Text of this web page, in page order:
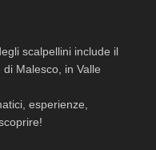
scalpellini include il
Malesco, in Valle
esperienze,